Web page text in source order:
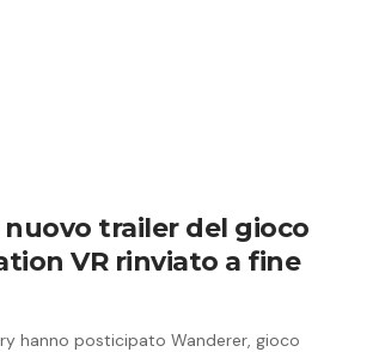
trailer del gioco
VR rinviato a fine
hanno posticipato Wanderer, gioco